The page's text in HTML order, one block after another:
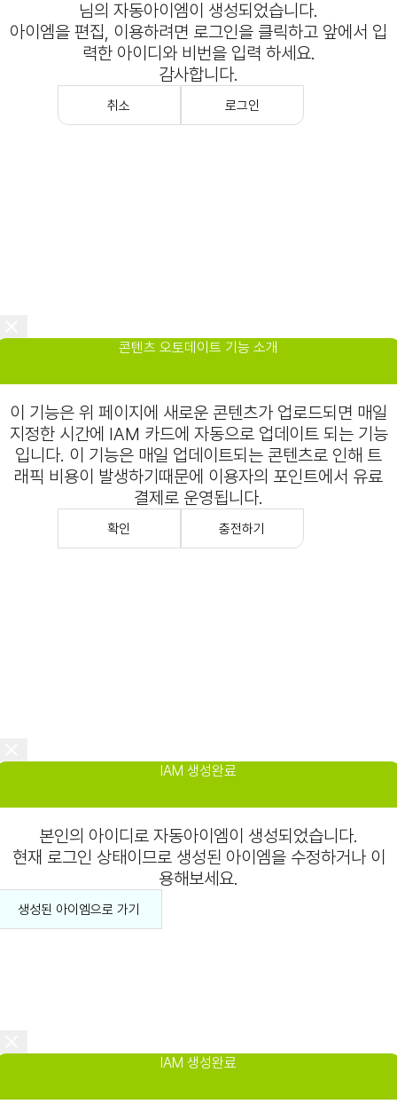
님의 자동아이엠이 생성되었습니다.
아이엠을 편집, 이용하려면 로그인을 클릭하고 앞에서 입
력한 아이디와 비번을 입력 하세요.
감사합니다.
취소 로그인
콘텐츠 오토데이트 기능 소개
이 기능은 위 페이지에 새로운 콘텐츠가 업로드되면 매일
지정한 시간에 IAM 카드에 자동으로 업데이트 되는 기능
입니다. 이 기능은 매일 업데이트되는 콘텐츠로 인해 트
래픽 비용이 발생하기때문에 이용자의 포인트에서 유료
결제로 운영됩니다.
확인 충전하기
IAM 생성완료
본인의 아이디로 자동아이엠이 생성되었습니다.
현재 로그인 상태이므로 생성된 아이엠을 수정하거나 이
용해보세요.
생성된 아이엠으로 가기
IAM 생성완료